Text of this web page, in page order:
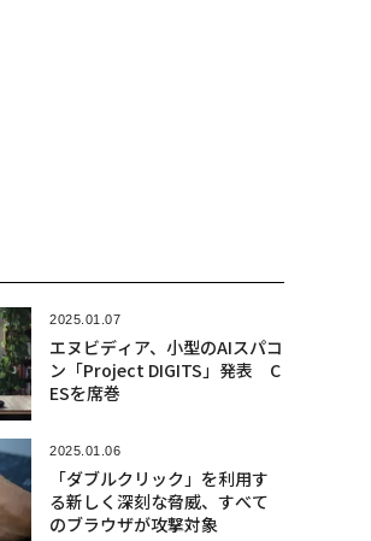
2025.01.07
エヌビディア、小型のAIスパコ
ン「Project DIGITS」発表 C
ESを席巻
2025.01.06
「ダブルクリック」を利用す
る新しく深刻な脅威、すべて
のブラウザが攻撃対象